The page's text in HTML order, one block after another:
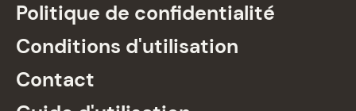
Politique de confidentialité
Conditions d'utilisation
Contact